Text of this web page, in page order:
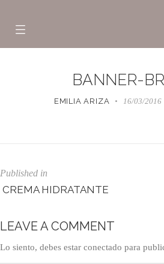
BANNER-
EMILIA ARIZA 16/03/2016
Published in
CREMA HIDRATANTE
LEAVE A COMMENT
Lo siento, debes estar conectado para